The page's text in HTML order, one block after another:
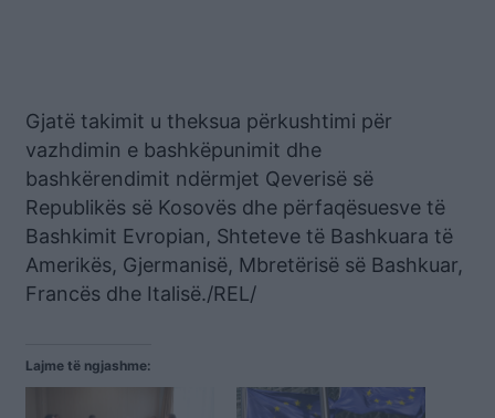
Gjatë takimit u theksua përkushtimi për
vazhdimin e bashkëpunimit dhe
bashkërendimit ndërmjet Qeverisë së
Republikës së Kosovës dhe përfaqësuesve të
Bashkimit Evropian, Shteteve të Bashkuara të
Amerikës, Gjermanisë, Mbretërisë së Bashkuar,
Francës dhe Italisë./REL/
Lajme të ngjashme: